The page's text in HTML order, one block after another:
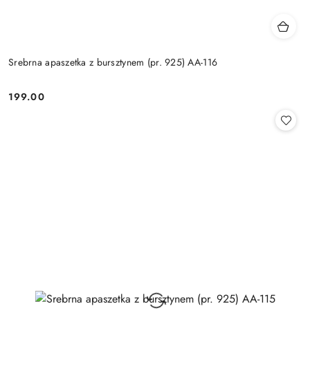
Srebrna apaszetka z bursztynem (pr. 925) AA-116
Cena:
199.00